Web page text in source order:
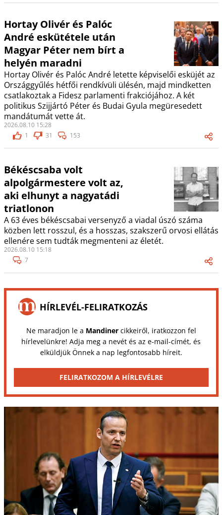
Hortay Olivér és Palóc
André eskütétele után
Magyar Péter nem bírt a
helyén maradni
Hortay Olivér és Palóc André letette képviselői esküjét az
Országgyűlés hétfői rendkívüli ülésén, majd mindketten
csatlakoztak a Fidesz parlamenti frakciójához. A két
politikus Szijjártó Péter és Budai Gyula megüresedett
mandátumát vette át.
2026.08.10 15:28
1
31 153
Békéscsaba volt
alpolgármestere volt az,
aki elhunyt a nagyatádi
triatlonon
A 63 éves békéscsabai versenyző a viadal úszó száma
közben lett rosszul, és a hosszas, szakszerű orvosi ellátás
ellenére sem tudták megmenteni az életét.
2026.08.10 15:18
7
HÍRLEVÉL-FELIRATKOZÁS
Ne maradjon le a Mandinercikkeiről, iratkozzon fel
hírlevelünkre! Adja meg a nevét és az e-mail-címét, és
elküldjük Önnek a nap legfontosabb híreit.
FELIRATKOZOM A HÍRLEVÉLRE